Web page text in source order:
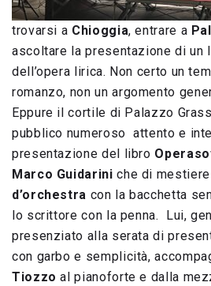
trovarsi a Chioggia, entrare a
ascoltare la presentazione di
dell’opera lirica. Non certo un
romanzo, non un argomento
Eppure il cortile di Palazzo
pubblico numeroso attento e
presentazione del libro
Marco Guidarini che di mestiere
d’orchestra con la bacchetta
lo scrittore con la penna. Lui,
presenziato alla serata di
con garbo e semplicità,
Tiozzo al pianoforte e dalla